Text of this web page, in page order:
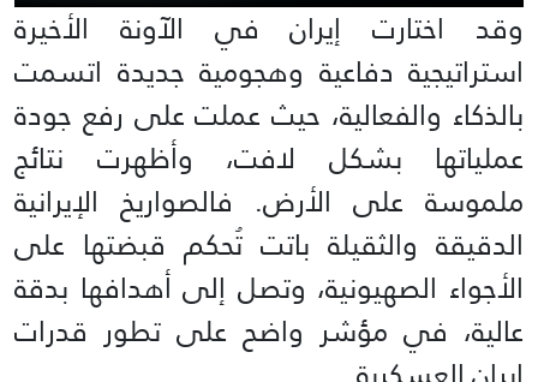
وقد اختارت إيران في الآونة الأخيرة
استراتيجية دفاعية وهجومية جديدة اتسمت
بالذكاء والفعالية، حيث عملت على رفع جودة
عملياتها بشكل لافت، وأظهرت نتائج
ملموسة على الأرض. فالصواريخ الإيرانية
الدقيقة والثقيلة باتت تُحكم قبضتها على
الأجواء الصهيونية، وتصل إلى أهدافها بدقة
عالية، في مؤشر واضح على تطور قدرات